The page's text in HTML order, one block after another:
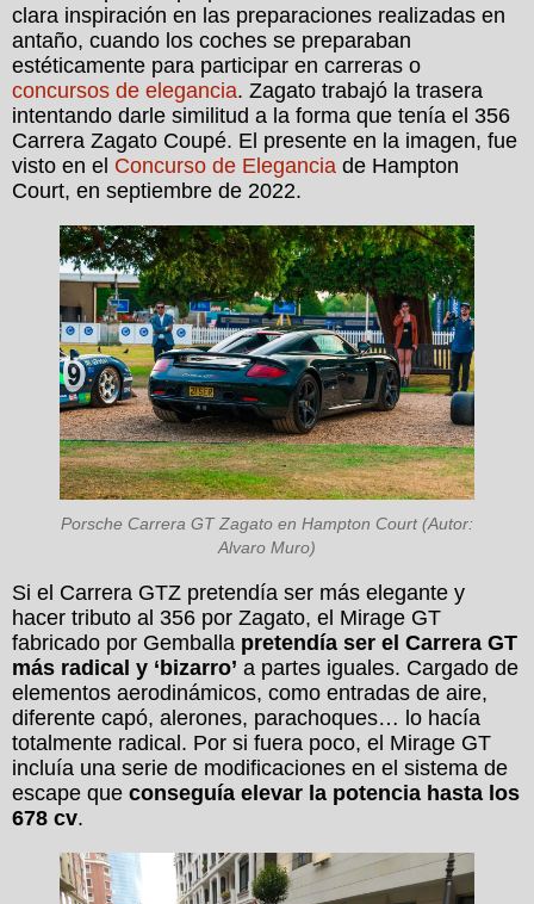
clara inspiración en las preparaciones realizadas en
antaño, cuando los coches se preparaban
estéticamente para participar en carreras o
concursos de elegancia. Zagato trabajó la trasera
intentando darle similitud a la forma que tenía el 356
Carrera Zagato Coupé. El presente en la imagen, fue
visto en el Concurso de Elegancia de Hampton
Court, en septiembre de 2022.
Porsche Carrera GT Zagato en Hampton Court (Autor:
Alvaro Muro)
Si el Carrera GTZ pretendía ser más elegante y
hacer tributo al 356 por Zagato, el Mirage GT
fabricado por Gemballa pretendía ser el Carrera GT
más radical y ‘bizarro’ a partes iguales. Cargado de
elementos aerodinámicos, como entradas de aire,
diferente capó, alerones, parachoques… lo hacía
totalmente radical. Por si fuera poco, el Mirage GT
incluía una serie de modificaciones en el sistema de
escape que conseguía elevar la potencia hasta los
678 cv.